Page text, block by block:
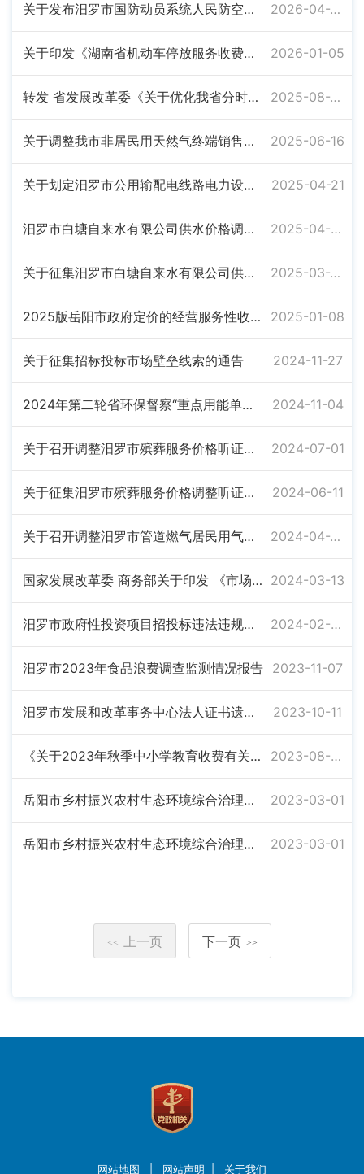
关于发布汨罗市国防动员系统人民防空领域监督举报方式的公告 2026-04-20
关于印发《湖南省机动车停放服务收费管理办法》的通知 2026-01-05
转发 省发展改革委《关于优化我省分时电价政策有关事项的通知》（湘发改价调规〔2025〕385号） 2025-08-29
关于调整我市非居民用天然气终端销售价格的通知 2025-06-16
关于划定汨罗市公用输配电线路电力设施保护区的通告（第一批） 2025-04-21
汨罗市白塘自来水有限公司供水价格调整听证会公告（二） 2025-04-08
关于征集汨罗市白塘自来水有限公司供水价格调整听证代表的公告（一） 2025-03-25
2025版岳阳市政府定价的经营服务性收费目录清单公告 2025-01-08
关于征集招标投标市场壁垒线索的通告 2024-11-27
2024年第二轮省环保督察“重点用能单位主体责任未落实”问题整改销号公示 2024-11-04
关于召开调整汨罗市殡葬服务价格听证会公告（二）.pdf 2024-07-01
关于征集汨罗市殡葬服务价格调整听证代表的公告 2024-06-11
关于召开调整汨罗市管道燃气居民用气价格听证会公告（二） 2024-04-26
国家发展改革委 商务部关于印发 《市场准入负面清单（2022年版）》的通知 2024-03-13
汨罗市政府性投资项目招投标违法违规举报信箱公示 2024-02-02
汨罗市2023年食品浪费调查监测情况报告 2023-11-07
汨罗市发展和改革事务中心法人证书遗失声明 2023-10-11
《关于2023年秋季中小学教育收费有关事项的通知》岳发改价费﹝2023﹞336号 2023-08-30
岳阳市乡村振兴农村生态环境综合治理项目（范家园村）宣传报告 2023-03-01
岳阳市乡村振兴农村生态环境综合治理项目（苏南村）宣传报告 2023-03-01
<< 上一页 下一页 >>
网站地图 网站声明 关于我们